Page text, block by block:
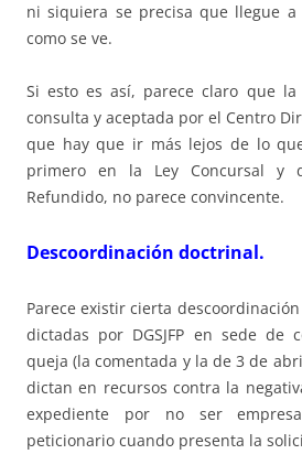
ni siquiera se precisa que llegue a
como se ve.
Si esto es así, parece claro que
consulta y aceptada por el Centro
que hay que ir más lejos de lo
primero en la Ley Concursal y
Refundido, no parece convincente.
Descoordinación doctrinal.
Parece existir cierta
dictadas por DGSJFP en sede de
queja (la comentada y la de 3 de
dictan en recursos contra la
expediente por no ser
peticionario cuando presenta la